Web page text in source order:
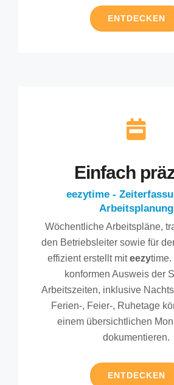
ENTDECKEN
Einfach
eezytime -
Arbeitsplanung
Wöchentliche Arbeitspläne,
den Betriebsleiter sowie für
effizient erstellt miteezytime.
konformen Ausweis der
Arbeitszeiten, inklusive
Ferien-, Feier-, Ruhetage
einem übersichtlichen
dokumentieren.
ENTDECKEN